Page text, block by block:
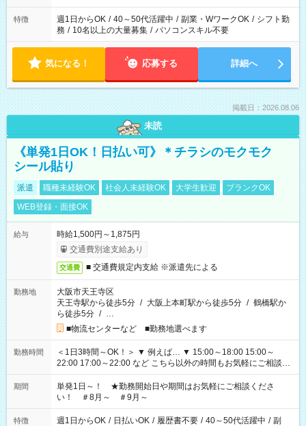
特徴 週1日からOK / 40～50代活躍中 / 副業・WワークOK / シフト勤
務 / 10名以上の大量募集 / パソコンスキル不要
気になる！ 応募する 詳細へ
掲載日：2026.08.06
未読
《単発1日OK！日払い可》＊チラシのモクモク
シール貼り
派遣 職種未経験OK 社会人未経験OK 大学生歓迎
ブランクOK
WEB登録・面接OK
給与
時給1,500円～1,875円
交通費別途支給あり
交通費 ■ 交通費規定内支給 ※派遣先による
勤務地
大阪市天王寺区
天王寺駅から徒歩5分 / 大阪上本町駅から徒歩5分 / 鶴橋駅か
ら徒歩5分 / …
■物流センターなど ■勤務地選べます
勤務時間
＜1日3時間～OK！＞ ▼ 例えば… ▼ 15:00～18:00 15:00～
22:00 17:00～22:00 など こちら以外の時間もお気軽にご相談く
ださい！
期間
単発1日～！ ★勤務開始日や期間はお気軽にご相談くださ
い！ ＃8月～ ＃9月～
特徴 週1日からOK / 日払いOK / 履歴書不要 / 40～50代活躍中 / 副